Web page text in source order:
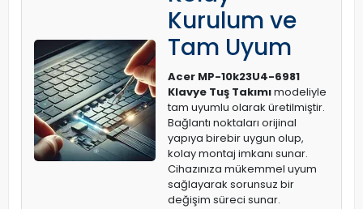
Kurulum ve
Tam Uyum
Acer MP-10k23U4-6981
Klavye Tuş Takımımodeliyle
tam uyumlu olarak üretilmiştir.
Bağlantı noktaları orijinal
yapıya birebir uygun olup,
kolay montaj imkanı sunar.
Cihazınıza mükemmel uyum
sağlayarak sorunsuz bir
değişim süreci sunar.